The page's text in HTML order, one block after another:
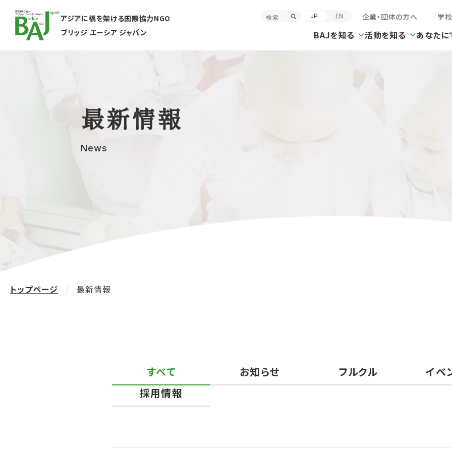
アジアに橋を架ける国際協力NGO
ブリッジ エーシア ジャパン
JP EN 企業・団体の方へ 学
BAJを知る 活動を知る あなたに
最新情報
News
トップページ 最新情報
すべて お知らせ フルクル
イベ
採用情報